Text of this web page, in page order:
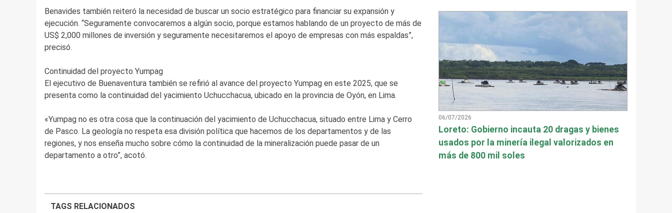
Benavides también reiteró la necesidad de buscar un socio estratégico para financiar su expansión y
ejecución. “Seguramente convocaremos a algún socio, porque estamos hablando de un proyecto de más de
US$ 2,000 millones de inversión y seguramente necesitaremos el apoyo de empresas con más espaldas”,
precisó.
Continuidad del proyecto Yumpag
El ejecutivo de Buenaventura también se refirió al avance del proyecto Yumpag en este 2025, que se
presenta como la continuidad del yacimiento Uchucchacua, ubicado en la provincia de Oyón, en Lima.
«Yumpag no es otra cosa que la continuación del yacimiento de Uchucchacua, situado entre Lima y Cerro
de Pasco. La geología no respeta esa división política que hacemos de los departamentos y de las
regiones, y nos enseña mucho sobre cómo la continuidad de la mineralización puede pasar de un
departamento a otro”, acotó.
TAGS RELACIONADOS
06/07/2026
Loreto: Gobierno incauta 20 dragas y bienes
usados por la minería ilegal valorizados en
más de 800 mil soles